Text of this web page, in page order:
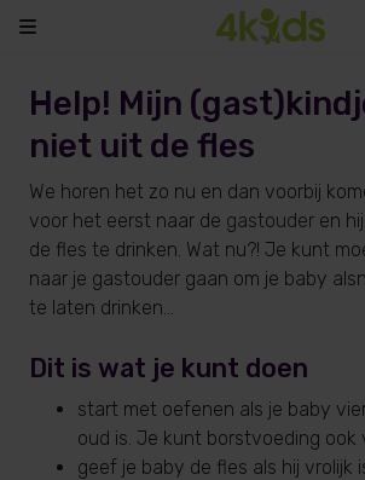
Help! Mijn
niet uit de fles
We horen het zo nu en dan voorbij
voor het eerst naar de gastouder en
de fles te drinken. Wat nu?! Je kunt
naar je gastouder gaan om je baby
te laten drinken...
Dit is wat je kunt doen
start met oefenen als je baby
oud is. Je kunt borstvoeding ook
geef je baby de fles als hij vrolijk